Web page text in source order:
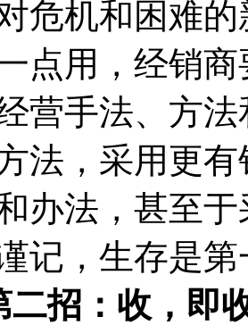
机和困难的
点用，经销
营手法、方
法，采用更
办法，甚至
记，生存是
招：收，即